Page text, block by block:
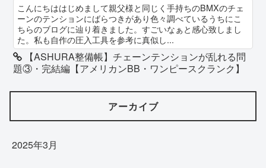
こんにちははじめまして親父様と同じく手持ちのBMXのチェ
ーンのテンションにばらつきがあり色々調べているうちにこ
ちらのブログに辿り着きました。すごいなぁと感心致しまし
た。私も自作の圧入工具を参考に真似し...
【ASHURA整備帳】チェーンテンションが乱れる問
題③・完結編【アメリカンBB・ワンピースクランク】
アーカイブ
2025年3月